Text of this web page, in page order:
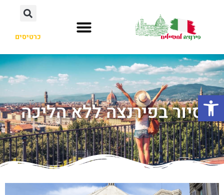
כרטיסים
סיור בפירנצה ללא הליכהפתח סרגל נגישות